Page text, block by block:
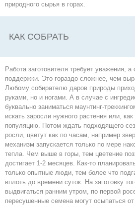
природного сырья в горах.
КАК СОБРАТЬ
Работа заготовителя требует уважения,
поддержки. Это гораздо сложнее, чем
Любому собирателю даров природы
руками, но и ногами. А в случае с
буквально заниматься маунтинг-
искать заросли нужного растения или, как
популяцию. Потом ждать подходящего
росли, цветут как по часам, например
механизм запускается только по мере
тепла. Чем выше в горы, тем цветение
достигает 1-2 месяцев. Как-то
только опытные люди, тем более что
вплоть до времени суток. На заготовку
выдвигаться ранним утром, по первой
пересушенные семена могут осыпаться